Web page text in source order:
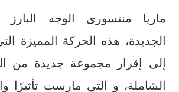
ماريا منتسورى الوجه البارز
الجديدة، هذه الحركة المميزة
إلى إقرار مجموعة جديدة من
الشاملة، و التي مارست تأثيرًا